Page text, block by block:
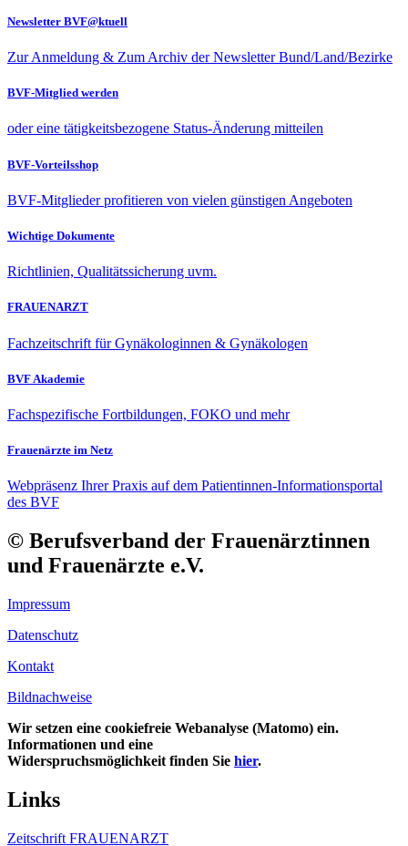
Newsletter BVF@ktuell
Zur Anmeldung & Zum Archiv der Newsletter Bund/Land/Bezirke
BVF-Mitglied werden
oder eine tätigkeitsbezogene Status-Änderung mitteilen
BVF-Vorteilsshop
BVF-Mitglieder profitieren von vielen günstigen Angeboten
Wichtige Dokumente
Richtlinien, Qualitätssicherung uvm.
FRAUENARZT
Fachzeitschrift für Gynäkologinnen & Gynäkologen
BVF Akademie
Fachspezifische Fortbildungen, FOKO und mehr
Frauenärzte im Netz
Webpräsenz Ihrer Praxis auf dem Patientinnen-Informationsportal
des BVF
© Berufsverband der Frauenärztinnen
und Frauenärzte e.V.
Impressum
Datenschutz
Kontakt
Bildnachweise
Wir setzen eine cookiefreie Webanalyse (Matomo) ein.
Informationen und eine
Widerspruchsmöglichkeit finden Sie hier.
Links
Zeitschrift FRAUENARZT